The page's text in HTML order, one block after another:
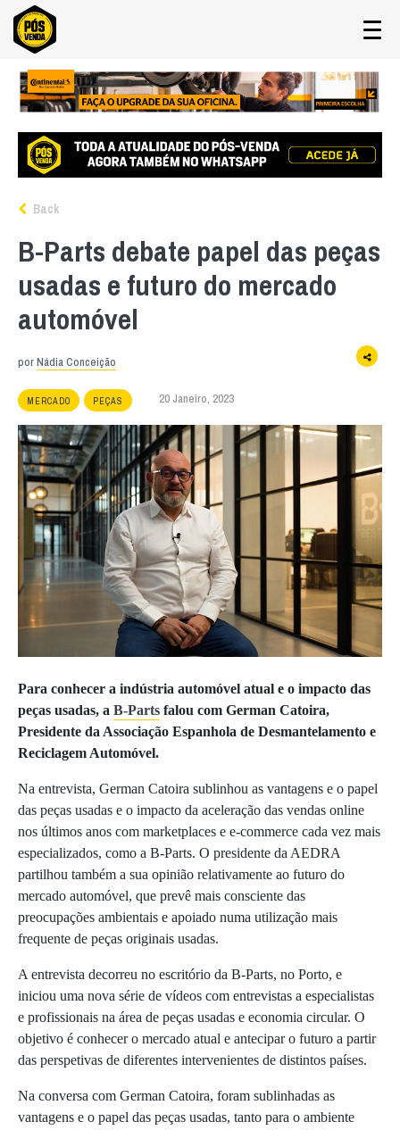
Back
B-Parts debate papel das peças
usadas e futuro do mercado
automóvel
porNádia Conceição
MERCADO PEÇAS 20 Janeiro, 2023
Para conhecer a indústria automóvel atual e o impacto das
peças usadas, a B-Parts falou com German Catoira,
Presidente da Associação Espanhola de Desmantelamento e
Reciclagem Automóvel.
Na entrevista, German Catoira sublinhou as vantagens e o papel
das peças usadas e o impacto da aceleração das vendas online
nos últimos anos com marketplaces e e-commerce cada vez mais
especializados, como a B-Parts. O presidente da AEDRA
partilhou também a sua opinião relativamente ao futuro do
mercado automóvel, que prevê mais consciente das
preocupações ambientais e apoiado numa utilização mais
frequente de peças originais usadas.
A entrevista decorreu no escritório da B-Parts, no Porto, e
iniciou uma nova série de vídeos com entrevistas a especialistas
e profissionais na área de peças usadas e economia circular. O
objetivo é conhecer o mercado atual e antecipar o futuro a partir
das perspetivas de diferentes intervenientes de distintos países.
Na conversa com German Catoira, foram sublinhadas as
vantagens e o papel das peças usadas, tanto para o ambiente